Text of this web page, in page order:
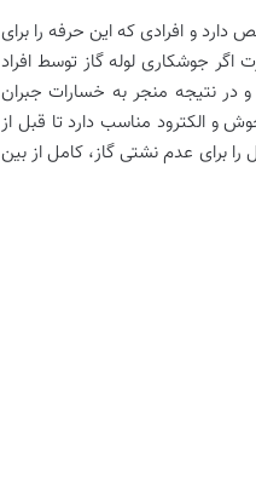
و افرادی که این حرفه را برای
جوشکاری لوله گاز توسط افراد
در نتیجه منجر به خسارات جبران
و الکترود مناسب دارد تا قبل از
برای عدم نشتی گاز، کامل از بین